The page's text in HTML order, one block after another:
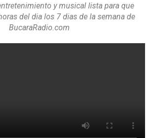
y musical lista para que
del dia los 7 dias de la semana de
BucaraRadio.com